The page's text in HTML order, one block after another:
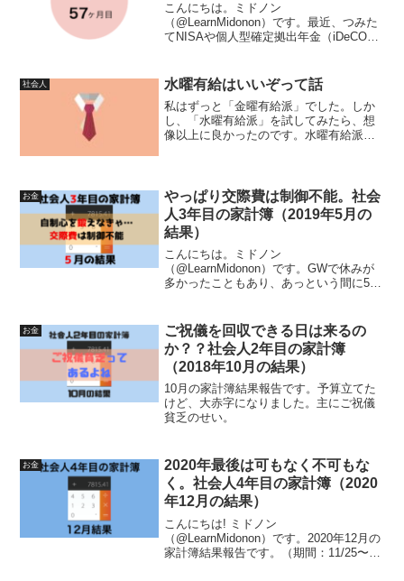
こんにちは。ミドノン
（@LearnMidonon）です。最近、つみた
てNISAや個人型確定拠出年金（iDeCO）
本保証じゃないけど、どんな感じに揺れ
動くの？」って気にな...
社会人 水曜有給はいいぞって話
私はずっと「金曜有給派」でした。しか
し、「水曜有給派」を試してみたら、想
像以上に良かったのです。水曜有給派に
お金
やっぱり交際費は制御不能。社会
人3年目の家計簿（2019年5月の
結果）
こんにちは。ミドノン
（@LearnMidonon）です。GWで休みが
多かったこともあり、あっという間に5月
回りで何か変化はありましたか？私は何
もなかったです。それはさて...
お金
ご祝儀を回収できる日は来るの
か？？社会人2年目の家計簿
（2018年10月の結果）
10月の家計簿結果報告です。予算立てた
けど、大赤字になりました。主にご祝儀
貧乏のせい。
お金
2020年最後は可もなく不可もな
く。社会人4年目の家計簿（2020
年12月の結果）
こんにちは! ミドノン
（@LearnMidonon）です。2020年12月の
家計簿結果報告です。（期間：11/25〜